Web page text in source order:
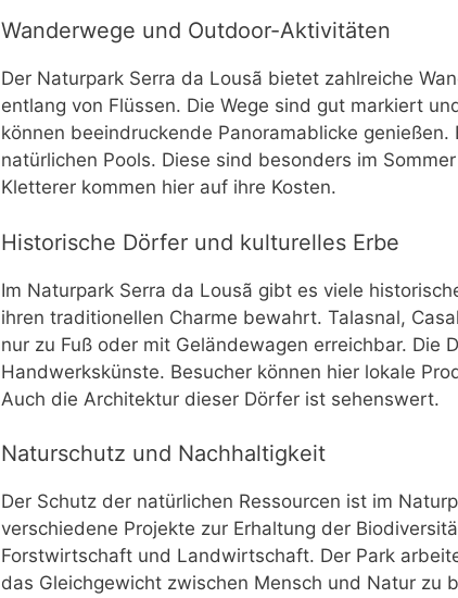
Wanderwege und Outdoor-Aktivitäten
Der Naturpark Serra da Lousã bietet zahlreiche
entlang von Flüssen. Die Wege sind gut markiert
können beeindruckende Panoramablicke
natürlichen Pools. Diese sind besonders im
Kletterer kommen hier auf ihre Kosten.
Historische Dörfer und kulturelles Erbe
Im Naturpark Serra da Lousã gibt es viele
ihren traditionellen Charme bewahrt. Talasnal,
nur zu Fuß oder mit Geländewagen erreichbar. Die
Handwerkskünste. Besucher können hier lokale
Auch die Architektur dieser Dörfer ist sehenswert.
Naturschutz und Nachhaltigkeit
Der Schutz der natürlichen Ressourcen ist im
verschiedene Projekte zur Erhaltung der
Forstwirtschaft und Landwirtschaft. Der Park
das Gleichgewicht zwischen Mensch und Natur zu